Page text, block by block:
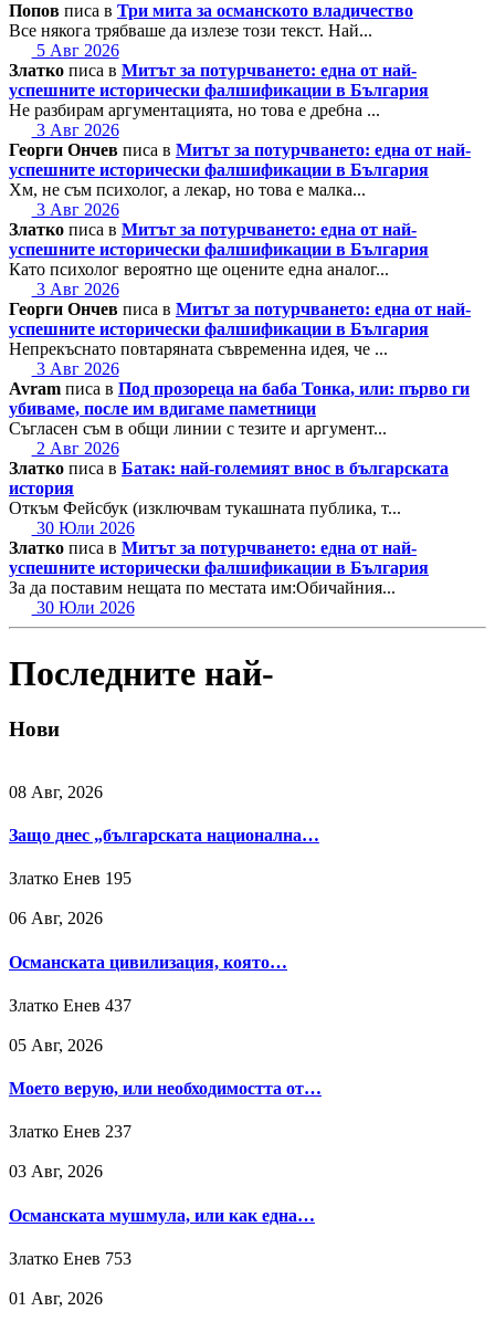
Попов писа в Три мита за османското владичество
Все някога трябваше да излезе този текст. Най...
5 Авг 2026
Златко писа в Митът за потурчването: една от най-
успешните исторически фалшификации в България
Не разбирам аргументацията, но това е дребна ...
3 Авг 2026
Георги Ончев писа в Митът за потурчването: една от най-
успешните исторически фалшификации в България
Хм, не съм психолог, а лекар, но това е малка...
3 Авг 2026
Златко писа в Митът за потурчването: една от най-
успешните исторически фалшификации в България
Като психолог вероятно ще оцените една аналог...
3 Авг 2026
Георги Ончев писа в Митът за потурчването: една от най-
успешните исторически фалшификации в България
Непрекъснато повтаряната съвременна идея, че ...
3 Авг 2026
Avram писа в Под прозореца на баба Тонка, или: първо ги
убиваме, после им вдигаме паметници
Съгласен съм в общи линии с тезите и аргумент...
2 Авг 2026
Златко писа в Батак: най-големият внос в българската
история
Откъм Фейсбук (изключвам тукашната публика, т...
30 Юли 2026
Златко писа в Митът за потурчването: една от най-
успешните исторически фалшификации в България
За да поставим нещата по местата им:Обичайния...
30 Юли 2026
Последните най-
Нови
08 Авг, 2026
Защо днес „българската национална…
Златко Енев 195
06 Авг, 2026
Османската цивилизация, която…
Златко Енев 437
05 Авг, 2026
Моето верую, или необходимостта от…
Златко Енев 237
03 Авг, 2026
Османската мушмула, или как една…
Златко Енев 753
01 Авг, 2026